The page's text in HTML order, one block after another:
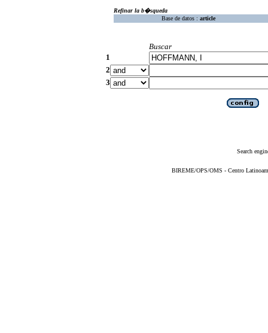
Refinar la b�squeda
Base de datos : article
Buscar
1
2
3
Search
BIREME/OPS/OMS - Centro